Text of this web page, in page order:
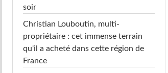
soir
Christian Louboutin, multi-
propriétaire : cet immense terrain
qu'il a acheté dans cette région de
France